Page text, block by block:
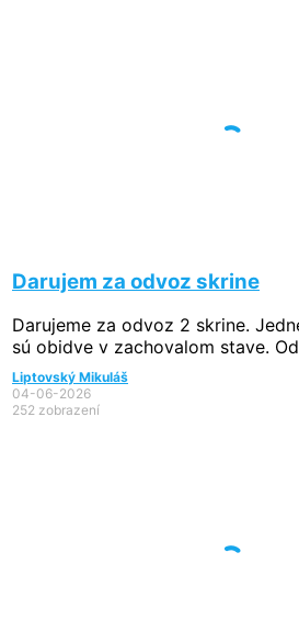
Darujem za odvoz skrine
Darujeme za odvoz 2 skrine.
sú obidve v zachovalom stave.
Liptovský Mikuláš
04-06-2026
252 zobrazení